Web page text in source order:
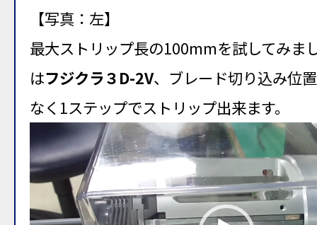
【写真：左】
最大ストリップ長の100mmを試してみま
はフジクラ３D-2V、ブレード切り込み位
なく1ステップでストリップ出来ます。
画
プ
ー